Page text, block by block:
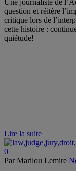
question et réitère
critique lors de
cette histoire :
quiétude!
Lire la suite
0
Par Marilou Lemire